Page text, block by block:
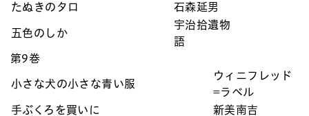
たぬきのタロ
石森延男
五色のしか
宇治拾遺物
語
第9巻
小さな犬の小さな青い服
ウィニフレッド
=ラベル
手ぶくろを買いに
新美南吉